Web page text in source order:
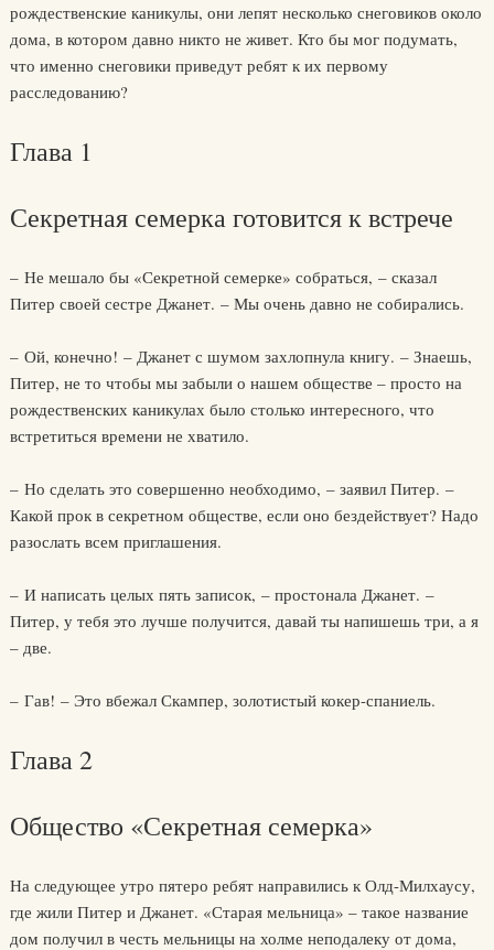
рождественские каникулы, они лепят несколько снеговиков около
дома, в котором давно никто не живет. Кто бы мог подумать,
что именно снеговики приведут ребят к их первому
расследованию?
Глава 1
Секретная семерка готовится к встрече
– Не мешало бы «Секретной семерке» собраться, – сказал
Питер своей сестре Джанет. – Мы очень давно не собирались.
– Ой, конечно! – Джанет с шумом захлопнула книгу. – Знаешь,
Питер, не то чтобы мы забыли о нашем обществе – просто на
рождественских каникулах было столько интересного, что
встретиться времени не хватило.
– Но сделать это совершенно необходимо, – заявил Питер. –
Какой прок в секретном обществе, если оно бездействует? Надо
разослать всем приглашения.
– И написать целых пять записок, – простонала Джанет. –
Питер, у тебя это лучше получится, давай ты напишешь три, а я
– две.
– Гав! – Это вбежал Скампер, золотистый кокер-спаниель.
Глава 2
Общество «Секретная семерка»
На следующее утро пятеро ребят направились к Олд-Милхаусу,
где жили Питер и Джанет. «Старая мельница» – такое название
дом получил в честь мельницы на холме неподалеку от дома,